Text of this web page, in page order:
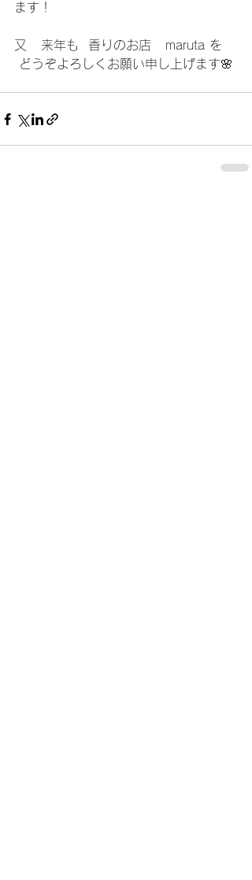
ます！
又   来年も  香りのお店   maruta を
どうぞよろしくお願い申し上げます🌸